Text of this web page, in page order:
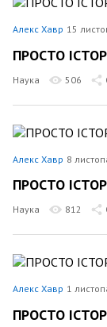
Алекс Хавр 15
ПРОСТО
Наука 506
Алекс Хавр 8
ПРОСТО
Наука 812
Алекс Хавр 1
ПРОСТО